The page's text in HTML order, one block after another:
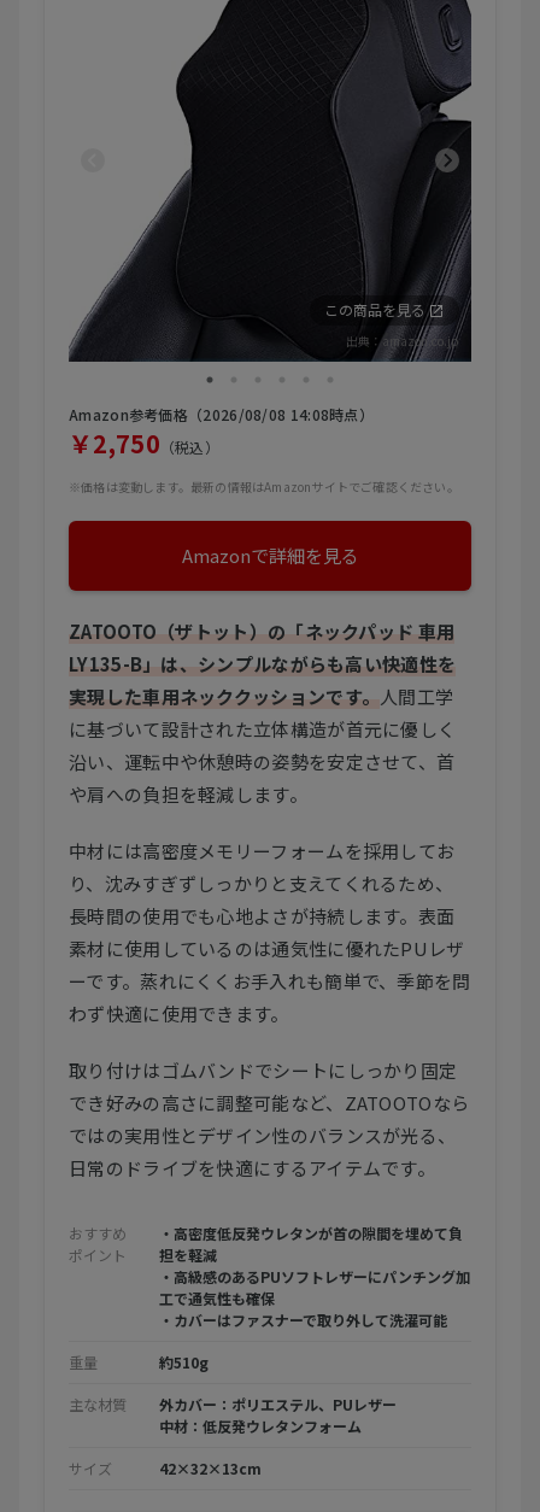
この商品を見る
出典：amazon.co.jp
Amazon参考価格（2026/08/08 14:08時点）
￥2,750 （税込）
※価格は変動します。最新の情報はAmazonサイトでご確認ください。
Amazonで詳細を見る
ZATOOTO（ザトット）の「ネックパッド 車用
LY135-B」は、シンプルながらも高い快適性を
実現した車用ネッククッションです。 人間工学
に基づいて設計された立体構造が首元に優しく
沿い、運転中や休憩時の姿勢を安定させて、首
や肩への負担を軽減します。
中材には高密度メモリーフォームを採用してお
り、沈みすぎずしっかりと支えてくれるため、
長時間の使用でも心地よさが持続します。表面
素材に使用しているのは通気性に優れたPUレザ
ーです。蒸れにくくお手入れも簡単で、季節を問
わず快適に使用できます。
取り付けはゴムバンドでシートにしっかり固定
でき好みの高さに調整可能など、ZATOOTOなら
ではの実用性とデザイン性のバランスが光る、
日常のドライブを快適にするアイテムです。
おすすめ
ポイント
・高密度低反発ウレタンが首の隙間を埋めて負
担を軽減
・高級感のあるPUソフトレザーにパンチング加
工で通気性も確保
・カバーはファスナーで取り外して洗濯可能
重量 約510g
主な材質
外カバー：ポリエステル、PUレザー
中材：低反発ウレタンフォーム
サイズ 42×32×13cm